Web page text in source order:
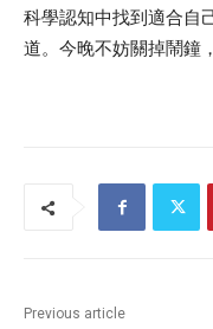
科學認知中找到適合自
道。今晚不妨關掉鬧鐘
Previous article